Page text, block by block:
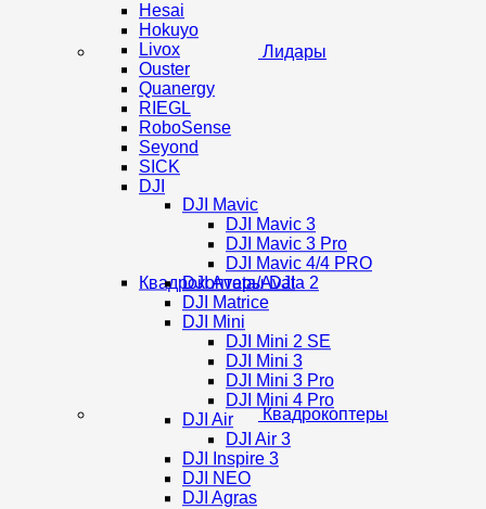
Лидары
Hesai
Hokuyo
Livox
Ouster
Quanergy
RIEGL
RoboSense
Seyond
SICK
DJI
Квадрокоптеры
Квадрокоптеры DJI
DJI Mavic
DJI Mavic 3
DJI Mavic 3 Pro
DJI Mavic 4/4 PRO
DJI Avata/Avata 2
DJI Matrice
DJI Mini
DJI Mini 2 SE
DJI Mini 3
DJI Mini 3 Pro
DJI Mini 4 Pro
DJI Air
DJI Air 3
DJI Inspire 3
DJI NEO
DJI Agras